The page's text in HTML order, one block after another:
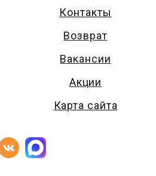
Контакты
Возврат
Вакансии
Акции
Карта сайта